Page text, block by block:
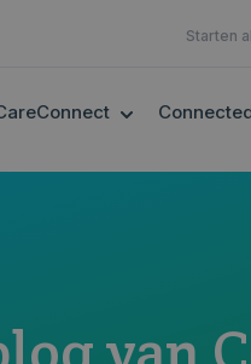
Starten
SUBMENU FOR EHEALTH
SHOW